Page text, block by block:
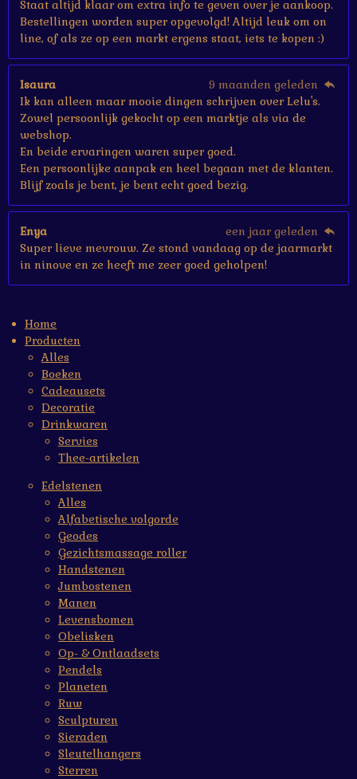
Staat altijd klaar om extra info te geven over je aankoop.
Bestellingen worden super opgevolgd! Altijd leuk om on
line, of als ze op een markt ergens staat, iets te kopen :)
Isaura
9 maanden geleden
Ik kan alleen maar mooie dingen schrijven over Lelu's.
Zowel persoonlijk gekocht op een marktje als via de
webshop.
En beide ervaringen waren super goed.
Een persoonlijke aanpak en heel begaan met de klanten.
Blijf zoals je bent, je bent echt goed bezig.
Enya
een jaar geleden
Super lieve mevrouw. Ze stond vandaag op de jaarmarkt
in ninove en ze heeft me zeer goed geholpen!
Home
Producten
Alles
Boeken
Cadeausets
Decoratie
Drinkwaren
Servies
Thee-artikelen
Edelstenen
Alles
Alfabetische volgorde
Geodes
Gezichtsmassage roller
Handstenen
Jumbostenen
Manen
Levensbomen
Obelisken
Op- & Ontlaadsets
Pendels
Planeten
Ruw
Sculpturen
Sieraden
Sleutelhangers
Sterren